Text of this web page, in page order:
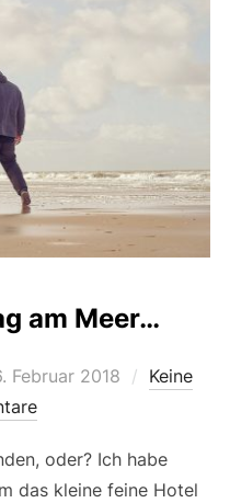
am Meer…
Februar 2018
Keine
oder? Ich habe
das kleine feine Hotel